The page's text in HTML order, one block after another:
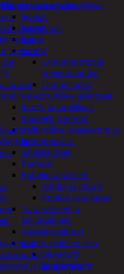
Eläintenruoka ja tarvikkeet
Jyrsijät
Kissat
Koirat
Linnut
Linnunpöntöt ja
ruokintalaudat
Linnunruoka
Kodin elektroniikka ja laitteet
Imurit ja tarvikkeet
Kaapelit ja johdot
Kelloradiot, sääasemat ja
lämpömittarit
Oheislaitteet
Paristot
Puhelintarvikkeet
Johdot ja laturit
Kotelot ja telineet
Tv-tarvikkeet ja
seinätelineet
Varavirtalaitteet
Viihde-elektroniikka
Bluetooth
kaiuttimet
ja kuusenvalot
ja asetelmat
ja muut
laitteet
ja lämpömittarit